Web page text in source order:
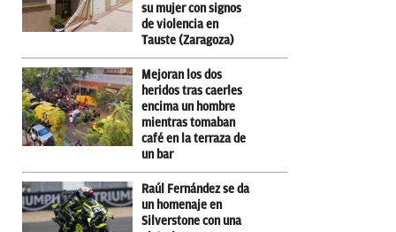
su mujer con signos
de violencia en
Tauste (Zaragoza)
Mejoran los dos
heridos tras caerles
encima un hombre
mientras tomaban
café en la terraza de
un bar
Raúl Fernández se da
un homenaje en
Silverstone con una